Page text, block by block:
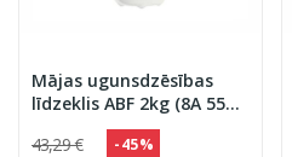
Mājas ugunsdzēsības
līdzeklis ABF 2kg (8A 55B
40F), ''''OGNIOCHRON"'
43,29 € - 45 %